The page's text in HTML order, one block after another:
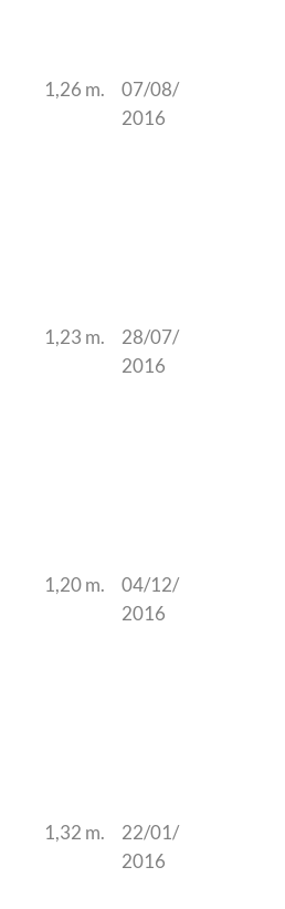
1,26 m.
07/08/
2016
1,23 m.
28/07/
2016
1,20 m.
04/12/
2016
1,32 m.
22/01/
2016